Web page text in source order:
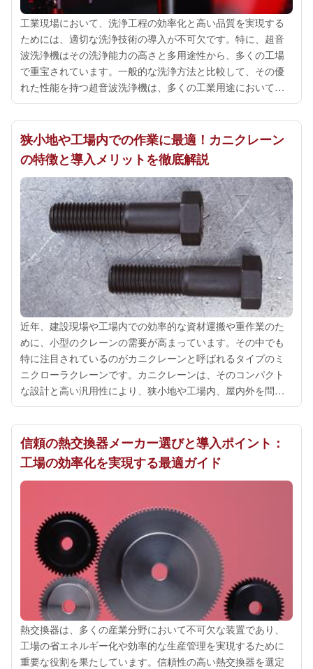
工業現場において、洗浄工程の効率化と高い品質を実現する
ためには、適切な洗浄技術の導入が不可欠です。特に、超音
波洗浄機はその洗浄能力の高さと多用途性から、多くの工場
で重宝されています。一般的な洗浄方法と比較して、その優
れた性能を持つ超音波洗浄機は、多くの工業用途において信
頼性のある解決策として位置付けられています。超音波洗浄
機は、その名前の通り超音波の振動を利...
狭小地や工場内での作業に最適！カニクレーン
の特徴と導入メリットを徹底解説
近年、建設現場や工場内での効率的な資材運搬や重作業のた
めに、小型のクレーンの需要が高まっています。その中でも
特に注目されているのがカニクレーンと呼ばれるタイプのミ
ニクローラクレーンです。カニクレーンは、そのコンパクト
な設計と高い汎用性により、狭小地や工場内、屋内外を問わ
ず、多様な作業現場で活躍しています。まず、カニクレーン
の最大の特徴として、その操作性の良さ...
信頼の熱交換器メーカー選びと導入ポイント：
工場の効率化を実現する最適ガイド
熱交換器は、多くの産業分野において不可欠な装置であり、
工場の省エネルギー化や効率的な生産管理を実現するために
重要な役割を果たしています。信頼性の高い熱交換器を選定